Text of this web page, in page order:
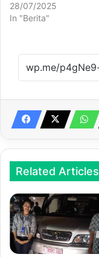
28/07/2025
In "Berita"
Related Articles